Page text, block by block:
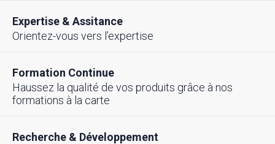
Expertise & Assitance
Orientez-vous vers l’expertise
Formation Continue
Haussez la qualité de vos produits grâce à nos
formations à la carte
Recherche & Développement